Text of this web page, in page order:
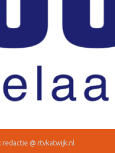
redactie @ rtvkatwijk.nl